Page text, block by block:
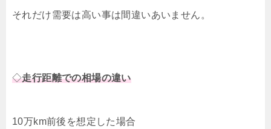
それだけ需要は高い事は間違いあいません。
◇走行距離での相場の違い
10万km前後を想定した場合